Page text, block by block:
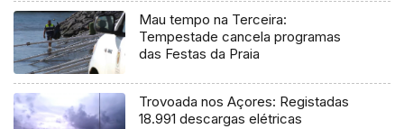
Mau tempo na Terceira:
Tempestade cancela programas
das Festas da Praia
Trovoada nos Açores: Registadas
18.991 descargas elétricas